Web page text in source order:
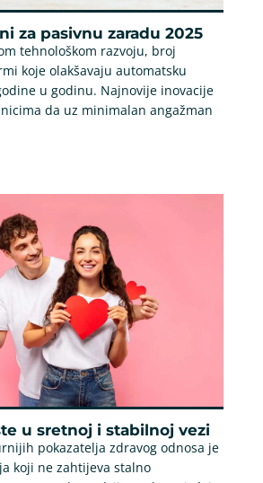
za pasivnu zaradu 2025
tehnološkom razvoju, broj
koje olakšavaju automatsku
u godinu. Najnovije inovacije
da uz minimalan angažman
u sretnoj i stabilnoj vezi
pokazatelja zdravog odnosa je
koji ne zahtijeva stalno